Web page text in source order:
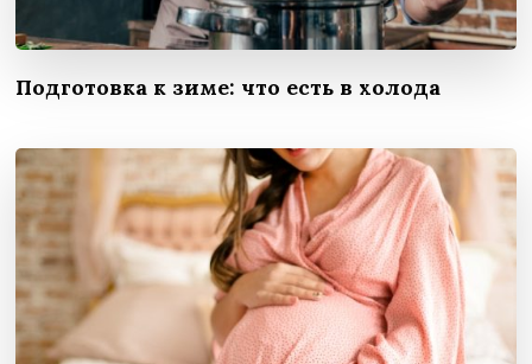
Подготовка к зиме: что есть в холода